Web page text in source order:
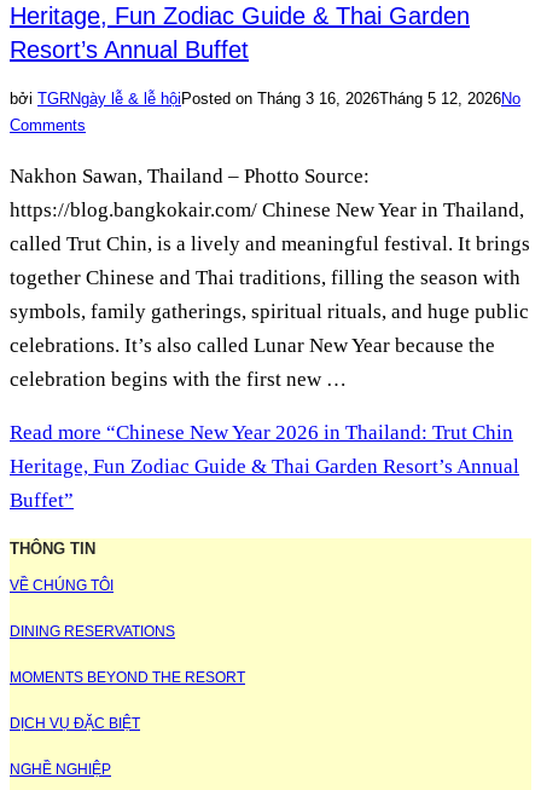
Heritage, Fun Zodiac Guide & Thai Garden
Resort’s Annual Buffet
bởi TGRNgày lễ & lễ hội Posted on Tháng 3 16, 2026Tháng 5 12, 2026No
Comments
Nakhon Sawan, Thailand – Photto Source:
https://blog.bangkokair.com/ Chinese New Year in Thailand,
called Trut Chin, is a lively and meaningful festival. It brings
together Chinese and Thai traditions, filling the season with
symbols, family gatherings, spiritual rituals, and huge public
celebrations. It’s also called Lunar New Year because the
celebration begins with the first new …
Read more “Chinese New Year 2026 in Thailand: Trut Chin
Heritage, Fun Zodiac Guide & Thai Garden Resort’s Annual
Buffet”
THÔNG TIN
VỀ CHÚNG TÔI
DINING RESERVATIONS
MOMENTS BEYOND THE RESORT
DỊCH VỤ ĐẶC BIỆT
NGHỀ NGHIỆP